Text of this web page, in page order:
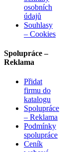
osobních
údajů
Souhlasy
– Cookies
Spolupráce –
Reklama
Přidat
firmu do
katalogu
Spolupráce
– Reklama
Podmínky
spolupráce
Ceník